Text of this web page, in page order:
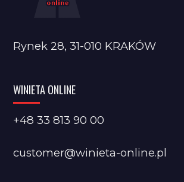
Rynek 28, 31-010 KRAKÓW
WINIETA ONLINE
+48 33 813 90 00
customer@winieta-online.pl